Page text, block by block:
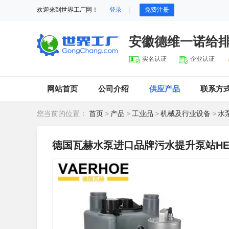
欢迎来到世界工厂网！ 登录 免费注册
安徽德维一诺给
实名认证 企业认证
网站首页 公司介绍 供应产品 联系方
您当前的位置： 首页 > 产品 > 工业品 >机械及行业设备 >水
德国瓦赫水泵进口品牌污水提升泵站